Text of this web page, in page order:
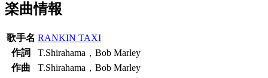
楽曲情報
歌手名 RANKIN TAXI
作詞
T.Shirahama，Bob Marley
作曲
T.Shirahama，Bob Marley